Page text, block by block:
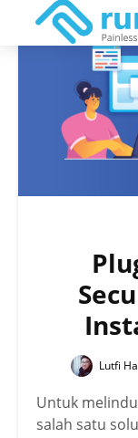
Lutfi
Untuk
salah satu